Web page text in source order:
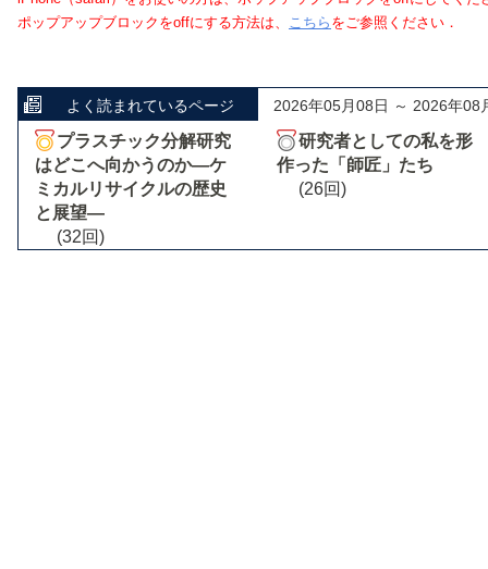
ポップアップブロックをoffにする方法は、 こちら をご参照ください．
よく読まれているページ 2026年05月08日 ～ 2026年08
プラスチック分解研究
はどこへ向かうのか―ケ
ミカルリサイクルの歴史
と展望―
(32回)
研究者としての私を形
作った「師匠」たち
(26回)